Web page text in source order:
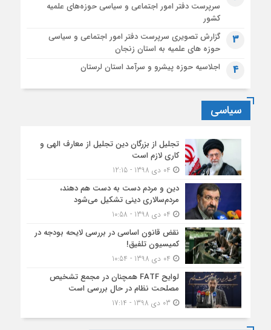
سرپرست دفتر امور اجتماعی و سیاسی حوزه‌های علمیه
کشور
3
گزارش تصویری سرپرست دفتر امور اجتماعی و سیاسی
حوزه های علمیه به استان زنجان
4 اجلاسیه حوزه پیشرو و سرآمد استان لرستان
سیاسی
تجلیل از بزرگان دین تجلیل از معارف الهی و
کاری لازم است
دین و مردم دست به‌ دست هم دهند،
مردم‌سالاری دینی تشکیل می‌شود
نقض قانون اساسی در بررسی لایحه بودجه در
کمیسیون تلفیق!
لوایح FATF همچنان در مجمع تشخیص
مصلحت نظام در حال بررسی است